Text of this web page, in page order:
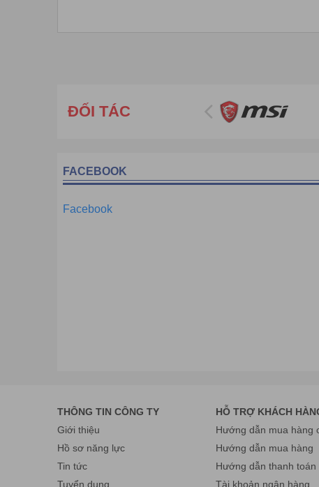
Tất cả các sản phẩm trước khi bán ra đều được kiểm
* Hỗ trợ kỹ thuật 24/7 trên toàn quốc.
Độ ngũ kỹ thuật được đào tạo chuyên nghiệp với số
chúng tôi bán
Tất cả các link, phụ kiện thay thế cho đầu đọc mã
Nhiều chương trình khuyến mại giảm giá cho khách
ĐỐI TÁC
FACEBOOK
Facebook
THÔNG TIN CÔNG TY
Giới thiệu
Hồ sơ năng lực
Tin tức
Tuyển dụng
HỖ TRỢ KHÁCH
Hướng dẫn mua hàng
Hướng dẫn mua hàng
Hướng dẫn thanh toán
Tài khoản ngân hàng